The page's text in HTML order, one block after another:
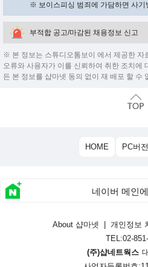
※ 보이스피싱 범죄에 가담하면 사
부적합 공고/마감된 채용정보 신고
※ 본 정보는 스튜디오톰보이 에서 제공한 자
오류와 사용자가 이를 신뢰하여 취한 조치에
든 본 정보를 샵마넷 동의 없이 재 배포 할 수
HOME PC버전
네이버 메인에
About 샵마넷 개인정보
TEL:02-
(주)샵네트웍스